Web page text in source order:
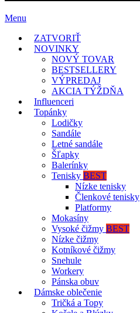
Menu
ZATVORIŤ
NOVINKY
NOVÝ TOVAR
BESTSELLERY
VÝPREDAJ
AKCIA TÝŽDŇA
Influenceri
Topánky
Lodičky
Sandále
Letné sandále
Šľapky
Balerínky
Tenisky BEST
Nízke tenisky
Členkové tenisky
Platformy
Mokasíny
Vysoké čižmy BEST
Nízke čižmy
Kotníkové čižmy
Snehule
Workery
Pánska obuv
Dámske oblečenie
Tričká a Topy